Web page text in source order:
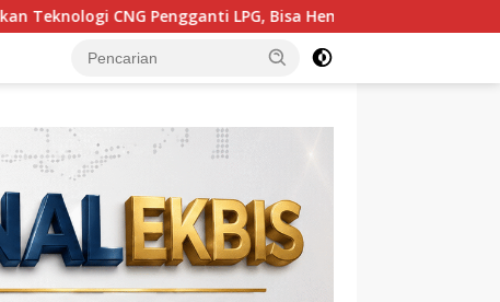
Pengganti LPG, Bisa Hemat Rp26 Triliun